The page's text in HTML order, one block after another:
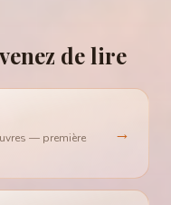
de lire
— première
→